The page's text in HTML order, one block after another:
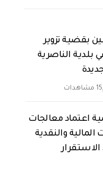
متهمين بقضية تزوير
بلدية الناصرية
15 مشاهدات
اعتماد معالجات
والنقدية